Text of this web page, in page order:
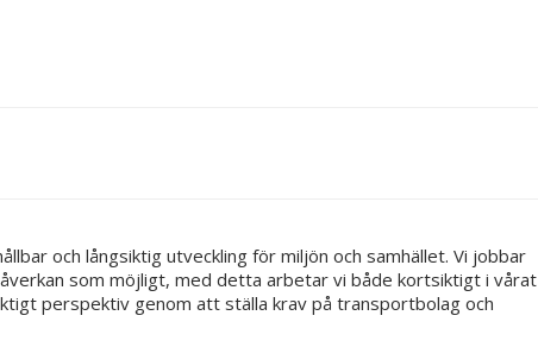
och långsiktig utveckling för miljön och samhället. Vi jobbar
som möjligt, med detta arbetar vi både kortsiktigt i vårat
perspektiv genom att ställa krav på transportbolag och